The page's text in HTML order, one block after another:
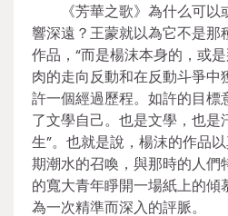
《芳華之歌》為什么可
響深遠？王蒙就以為它不是那
作品，“而是楊沫本身的，或
肉的走向反動和在反動斗爭中
許一個經過歷程。如許的目標
了文學自己。也是文學，也是
生”。也就是說，楊沫的作品
期潮水的召喚，與那時的人們
的寬大青年睜開一場紙上的
為一次精準而深入的評脈。